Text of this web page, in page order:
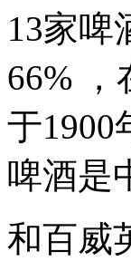
13家啤
66%
于1900
啤酒是
和百威